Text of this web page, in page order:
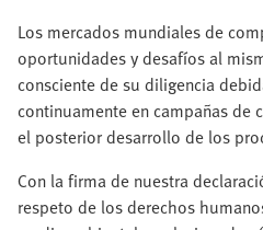
Los mercados mundiales de
oportunidades y desafíos al
consciente de su diligencia
continuamente en campañas de
el posterior desarrollo de los
Con la firma de nuestra
respeto de los derechos